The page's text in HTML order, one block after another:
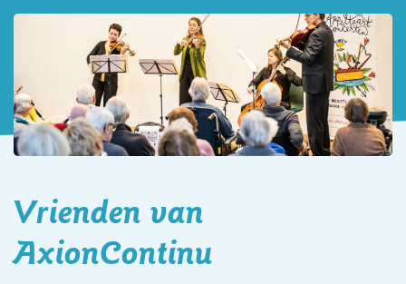
Vrienden van
AxionContinu